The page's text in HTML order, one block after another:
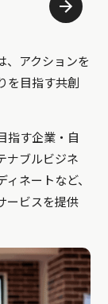
アクションを
を目指す共創
指す企業・自
ナブルビジネ
ネートなど、
ービスを提供